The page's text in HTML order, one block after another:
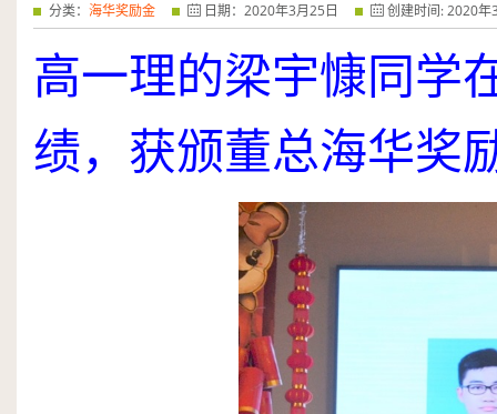
分类： 海华奖励金 日期： 2020年3月25日 创建时间:2020年
高一理的梁宇慷同学
绩，获颁董总海华奖